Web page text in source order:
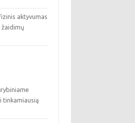
aktyvumas
žaidimų
tinkamiausią